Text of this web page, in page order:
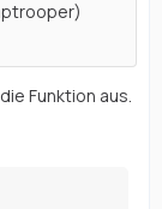
Funktion aus.